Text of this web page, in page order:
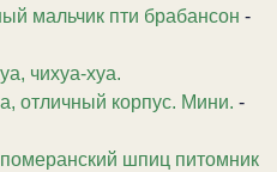
мальчик пти брабансон -
чихуа-хуа.
отличный корпус. Мини. -
шпиц питомник